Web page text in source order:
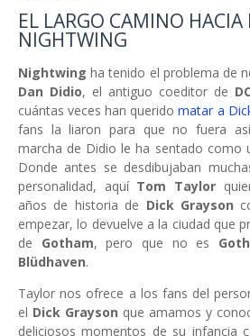
EL LARGO CAMINO HACIA
NIGHTWING
Nightwingha tenido el problema de
Dan Didio, el antiguo coeditor de
cuántas veces han queridomatar a
fans la liaron para que no fuera
marcha de Didio le ha sentado como
Donde antes se desdibujaban
personalidad, aquí Tom Taylor
años de historia de Dick Grayson
empezar, lo devuelve a la ciudad que
de Gotham, pero que no es
Blüdhaven.
Taylor nos ofrece a los fans del
el Dick Grayson que amamos y
deliciosos momentos de su infancia